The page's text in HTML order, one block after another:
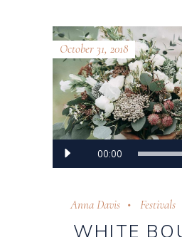
October 31, 2018
Audio
Player
00:00
Anna Davis Festivals
WHITE